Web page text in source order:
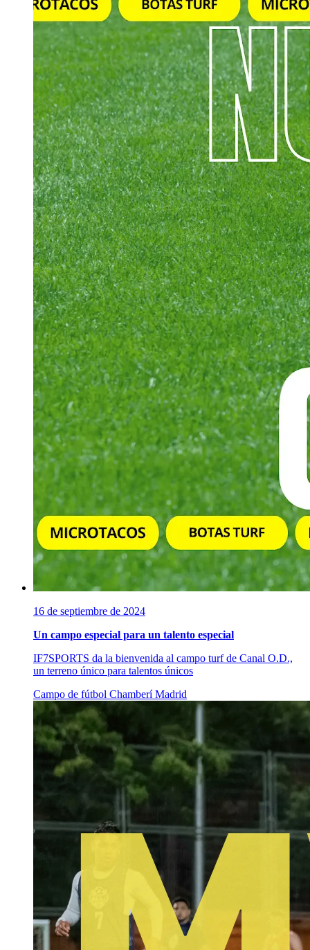
16 de septiembre de 2024
Un campo especial para un talento especial
IF7SPORTS da la bienvenida al campo turf de Canal O.D.,
un terreno único para talentos únicos
Campo de fútbol ChamberíMadrid